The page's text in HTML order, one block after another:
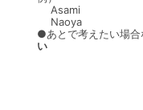
Asami
Naoya
●あとで考えたい場合
い